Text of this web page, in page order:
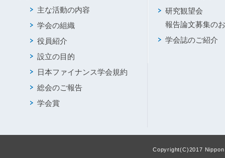
主な活動の内容
学会の組織
役員紹介
設立の目的
日本ファイナンス学会規約
総会のご報告
学会賞
研究観望会
報告論文募集の
学会誌のご紹介
Copyright(C)2017